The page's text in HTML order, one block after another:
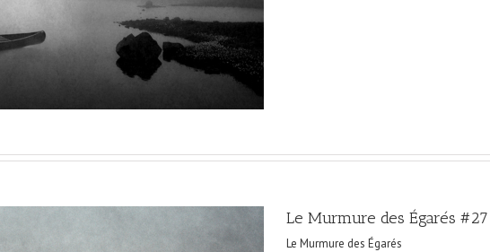
Le Murmure des Égarés #27
Le Murmure des Égarés